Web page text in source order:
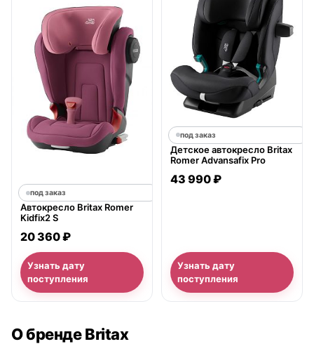
под заказ
Автокресло Britax Romer
Kidfix2 S
20 360 ₽
Узнать дату
поступления
под заказ
Детское автокресло Britax
Romer Advansafix Pro
43 990 ₽
Узнать дату
поступления
О бренде Britax